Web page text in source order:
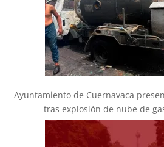
Ayuntamiento de Cuernavaca
tras explosión de nube de